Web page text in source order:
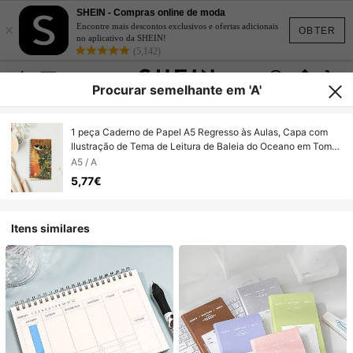
OBTER
×
SHEIN - Compras online de moda
Encontre mais descontos exclusivos e ofertas adicionais
no aplicativo da SHEIN!
(5,142)
Procurar semelhante em 'A'
1 peça Caderno de Papel A5 Regresso às Aulas, Capa com
Ilustração de Tema de Leitura de Baleia do Oceano em Tom
Castanho Vintage, Caderno com Encadernação em Espiral,
Adequado para a Época de Regresso às Aulas, Época de
Abertura Escolar, Registo Diário, Check-in de Leitura, Material
A5 / A
5,77€
Itens similares